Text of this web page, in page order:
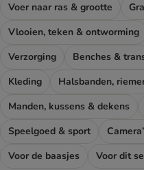
Voer naar ras & grootte
Vlooien, teken & ontworming
Verzorging
Benches &
Kleding
Halsbanden,
Manden, kussens & dekens
Speelgoed & sport
Voor de baasjes
Voor dit